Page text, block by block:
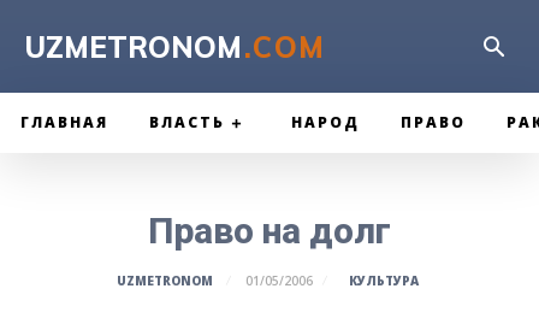
UZMETRONOM.COM
ГЛАВНАЯ ВЛАСТЬ НАРОД ПРАВО
Право на долг
UZMETRONOM 01/05/2006 КУЛЬТУРА